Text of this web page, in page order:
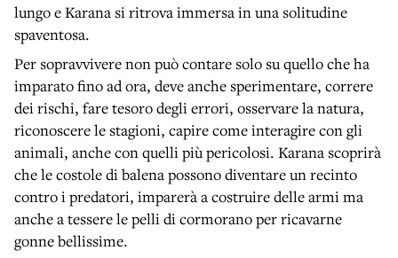
lungo e Karana si ritrova immersa in una solitudine
spaventosa.
Per sopravvivere non può contare solo su quello che ha
imparato fino ad ora, deve anche sperimentare, correre
dei rischi, fare tesoro degli errori, osservare la natura,
riconoscere le stagioni, capire come interagire con gli
animali, anche con quelli più pericolosi. Karana scoprirà
che le costole di balena possono diventare un recinto
contro i predatori, imparerà a costruire delle armi ma
anche a tessere le pelli di cormorano per ricavarne
gonne bellissime.